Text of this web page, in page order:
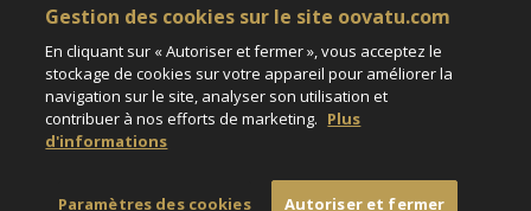
Service animé par Nautil Voyages - 22 rue Georges Picquart 75017 Paris - S.A.S
au capital de 155 696 euros - RCS Paris B 423 671 973 - Code APE 7911Z
Matricule Atout France IM075100020 - Garantie financière Groupama - Agrément IATA
Assurance responsabilité civile et professionnelle HISCOX RCP0081066
Paramètres des cookies
Gestion des cookies sur le site oovatu.com
En cliquant sur « Autoriser et fermer », vous acceptez le
stockage de cookies sur votre appareil pour améliorer la
navigation sur le site, analyser son utilisation et
contribuer à nos efforts de marketing. Plus
d'informations
Paramètres des cookies Autoriser et fermer